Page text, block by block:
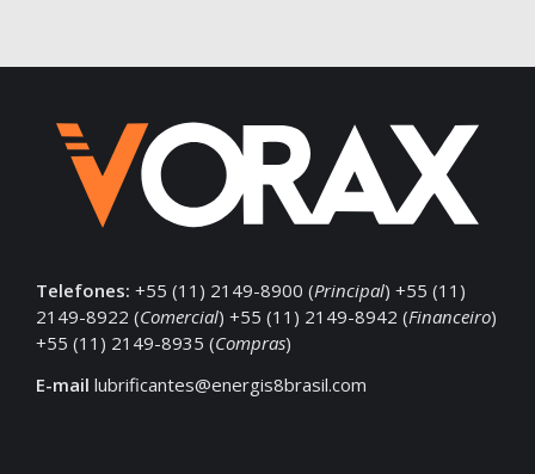
Telefones: +55 (11) 2149-8900 (Principal) +55 (11)
2149-8922 (Comercial) +55 (11) 2149-8942 (Financeiro)
+55 (11) 2149-8935 (Compras)
E-mail lubrificantes@energis8brasil.com